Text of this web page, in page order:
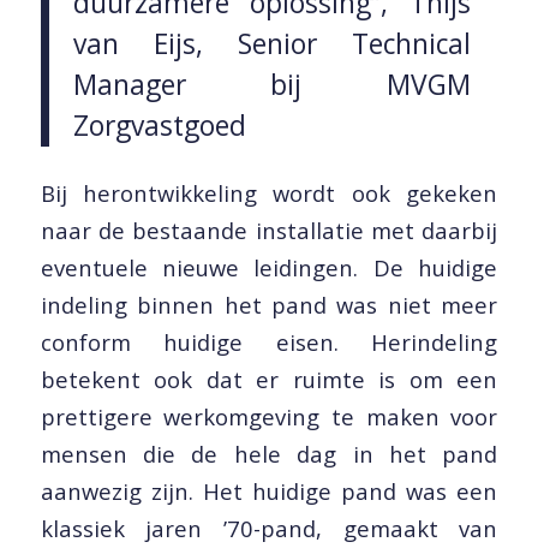
van Eijs, Senior Technical
Manager bij MVGM
Zorgvastgoed
Bij herontwikkeling wordt ook gekeken
naar de bestaande installatie met daarbij
eventuele nieuwe leidingen. De huidige
indeling binnen het pand was niet meer
conform huidige eisen. Herindeling
betekent ook dat er ruimte is om een
prettigere werkomgeving te maken voor
mensen die de hele dag in het pand
aanwezig zijn. Het huidige pand was een
klassiek jaren ’70-pand, gemaakt van